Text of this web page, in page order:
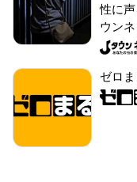
性に
ウン
ゼロま